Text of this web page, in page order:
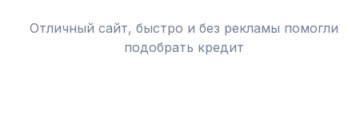
Отличный сайт, быстро и без рекламы помогли
подобрать кредит